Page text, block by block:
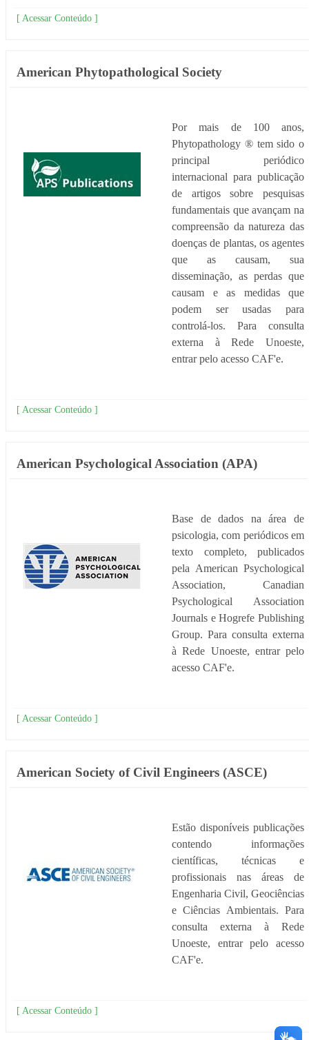
[ Acessar Conteúdo ]
American Phytopathological Society
Por mais de 100 anos,
Phytopathology ® tem sido o
principal periódico
internacional para publicação
de artigos sobre pesquisas
fundamentais que avançam na
compreensão da natureza das
doenças de plantas, os agentes
que as causam, sua
disseminação, as perdas que
causam e as medidas que
podem ser usadas para
controlá-los. Para consulta
externa à Rede Unoeste,
entrar pelo acesso CAF'e.
[ Acessar Conteúdo ]
American Psychological Association (APA)
Base de dados na área de
psicologia, com periódicos em
texto completo, publicados
pela American Psychological
Association, Canadian
Psychological Association
Journals e Hogrefe Publishing
Group. Para consulta externa
à Rede Unoeste, entrar pelo
acesso CAF'e.
[ Acessar Conteúdo ]
American Society of Civil Engineers (ASCE)
Estão disponíveis publicações
contendo informações
científicas, técnicas e
profissionais nas áreas de
Engenharia Civil, Geociências
e Ciências Ambientais. Para
consulta externa à Rede
Unoeste, entrar pelo acesso
CAF'e.
[ Acessar Conteúdo ]